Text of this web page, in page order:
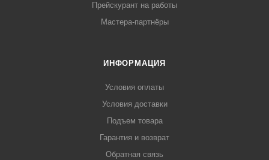
Прейскурант на работы
Мастера-партнёры
ИНФОРМАЦИЯ
Условия оплаты
Условия доставки
Подъем товара
Гарантия и возврат
Обратная связь